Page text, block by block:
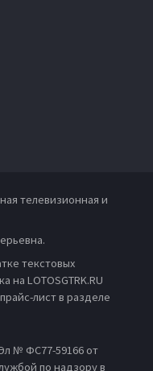
телевизионная и
текстовых
на LOTOSGTRK.RU
лист в разделе
№ ФС77-59166 от
по надзору в